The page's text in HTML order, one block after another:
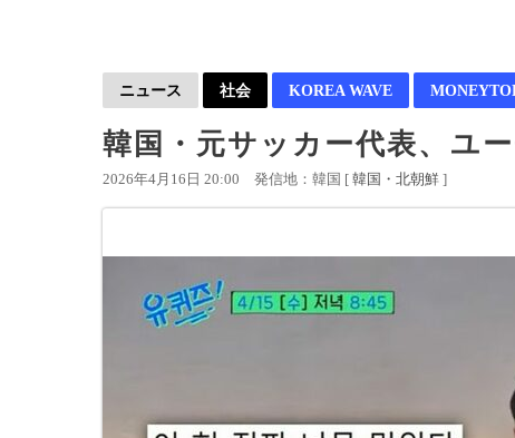
ニュース 社会 KOREA WAVE
韓国・元サッカー代表、ユ
2026年4月16日 20:00 発信地：韓国 [ 韓国・北朝鮮 ]